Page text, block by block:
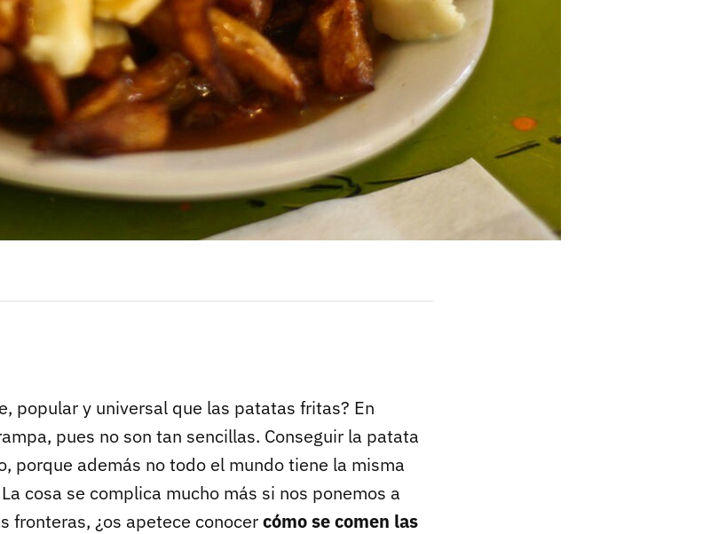
popular y universal que las patatas fritas? En
pues no son tan sencillas. Conseguir la patata
porque además no todo el mundo tiene la misma
cosa se complica mucho más si nos ponemos a
fronteras, ¿os apetece conocercómo se comen las